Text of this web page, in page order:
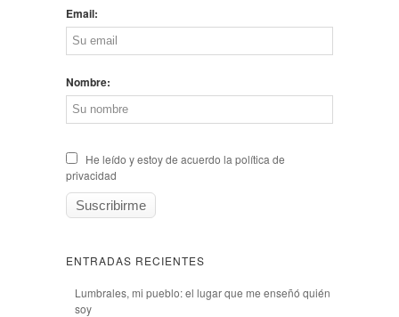
Email:
Nombre:
He leído y estoy de acuerdo la política de
privacidad
ENTRADAS RECIENTES
Lumbrales, mi pueblo: el lugar que me enseñó quién
soy